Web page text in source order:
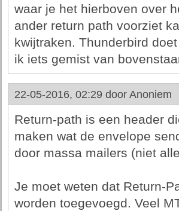
waar je het hierboven over
ander return path voorziet
kwijtraken. Thunderbird
ik iets gemist van
22-05-2016, 02:29 door Anoniem
Return-path is een header
maken wat de envelope
door massa mailers (niet
Je moet weten dat Return-
worden toegevoegd. Veel